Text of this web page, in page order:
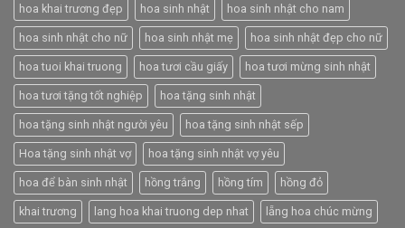
hoa khai trương đẹp hoa sinh nhật hoa sinh nhật cho nam
hoa sinh nhật cho nữ hoa sinh nhật mẹ hoa sinh nhật đẹp cho nữ
hoa tuoi khai truong hoa tươi cầu giấy hoa tươi mừng sinh nhật
hoa tươi tặng tốt nghiệp hoa tặng sinh nhật
hoa tặng sinh nhật người yêu hoa tặng sinh nhật sếp
Hoa tặng sinh nhật vợ hoa tặng sinh nhật vợ yêu
hoa để bàn sinh nhật hồng trắng hồng tím hồng đỏ
khai trương lang hoa khai truong dep nhat lẵng hoa chúc mừng